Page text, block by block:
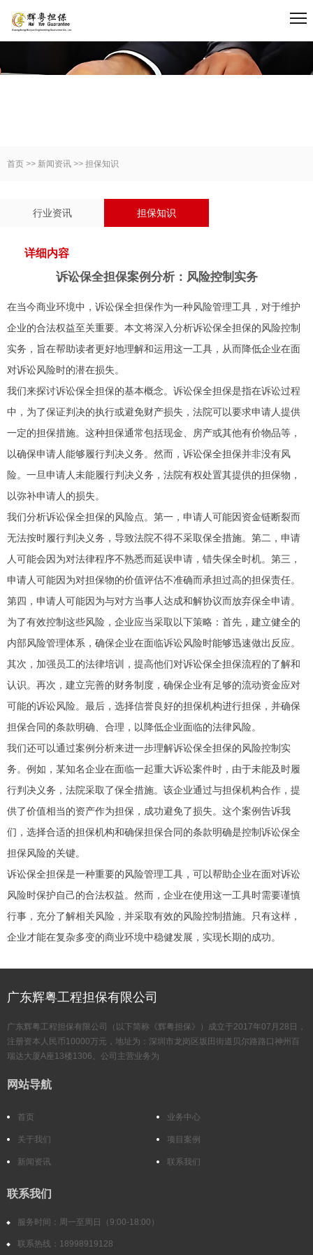
首页 >> 新闻资讯 >> 担保知识
行业资讯 担保知识
详细内容
诉讼保全担保案例分析：风险控制实务
在当今商业环境中，诉讼保全担保作为一种风险管理工具，对于维护
企业的合法权益至关重要。本文将深入分析诉讼保全担保的风险控制
实务，旨在帮助读者更好地理解和运用这一工具，从而降低企业在面
对诉讼风险时的潜在损失。
我们来探讨诉讼保全担保的基本概念。诉讼保全担保是指在诉讼过程
中，为了保证判决的执行或避免财产损失，法院可以要求申请人提供
一定的担保措施。这种担保通常包括现金、房产或其他有价物品等，
以确保申请人能够履行判决义务。然而，诉讼保全担保并非没有风
险。一旦申请人未能履行判决义务，法院有权处置其提供的担保物，
以弥补申请人的损失。
我们分析诉讼保全担保的风险点。第一，申请人可能因资金链断裂而
无法按时履行判决义务，导致法院不得不采取保全措施。第二，申请
人可能会因为对法律程序不熟悉而延误申请，错失保全时机。第三，
申请人可能因为对担保物的价值评估不准确而承担过高的担保责任。
第四，申请人可能因为与对方当事人达成和解协议而放弃保全申请。
为了有效控制这些风险，企业应当采取以下策略：首先，建立健全的
内部风险管理体系，确保企业在面临诉讼风险时能够迅速做出反应。
其次，加强员工的法律培训，提高他们对诉讼保全担保流程的了解和
认识。再次，建立完善的财务制度，确保企业有足够的流动资金应对
可能的诉讼风险。最后，选择信誉良好的担保机构进行担保，并确保
担保合同的条款明确、合理，以降低企业面临的法律风险。
我们还可以通过案例分析来进一步理解诉讼保全担保的风险控制实
务。例如，某知名企业在面临一起重大诉讼案件时，由于未能及时履
行判决义务，法院采取了保全措施。该企业通过与担保机构合作，提
供了价值相当的资产作为担保，成功避免了损失。这个案例告诉我
们，选择合适的担保机构和确保担保合同的条款明确是控制诉讼保全
担保风险的关键。
诉讼保全担保是一种重要的风险管理工具，可以帮助企业在面对诉讼
风险时保护自己的合法权益。然而，企业在使用这一工具时需要谨慎
行事，充分了解相关风险，并采取有效的风险控制措施。只有这样，
企业才能在复杂多变的商业环境中稳健发展，实现长期的成功。
广东辉粤工程担保有限公司
广东辉粤工程担保有限公司（以下简称《辉粤担保》）成立于2017年07月28日，
注册资本人民币10000万元，地址为：深圳市龙岗区坂田街道贝尔路路口神州百
瑞达大厦A座13楼1306。公司主营业务为
网站导航
首页 业务中心
关于我们 项目案例
新闻资讯 联系我们
联系我们
服务时间：周一至周日（9:00-18:00）
联系热线：18998919128